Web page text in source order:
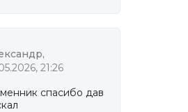
21:26
спасибо дав